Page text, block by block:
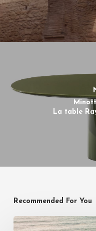
La table
Recommended For You